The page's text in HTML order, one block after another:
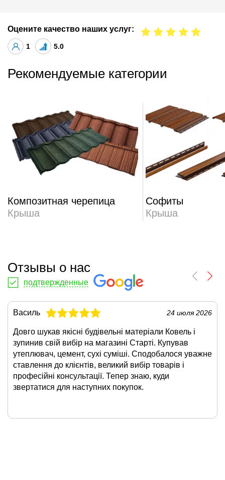
Оцените качество наших услуг:
1 5.0
Рекомендуемые категории
Композитная черепица
Крыша
Софиты
Крыша
Отзывы о нас
подтвержденные
Василь 24 июля 2026
Довго шукав якісні будівельні матеріали Ковель і
зупинив свій вибір на магазині Старті. Купував
утеплювач, цемент, сухі суміші. Сподобалося уважне
ставлення до клієнтів, великий вибір товарів і
професійні консультації. Тепер знаю, куди
звертатися для наступних покупок.